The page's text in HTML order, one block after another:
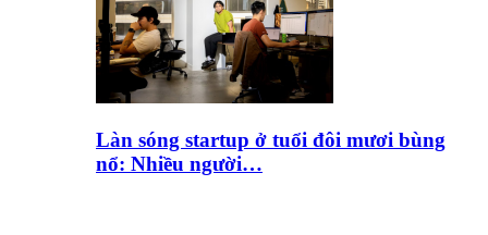
Làn sóng startup ở tuổi đôi mươi bùng
nổ: Nhiều người…